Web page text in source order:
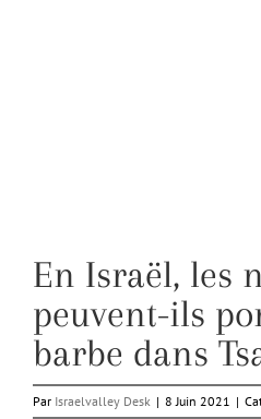
En Israël, les
peuvent-ils
barbe dans
Par Israelvalley Desk | 8 Juin 2021 |